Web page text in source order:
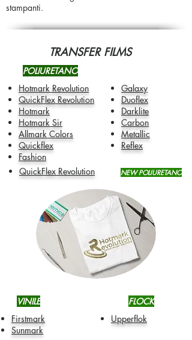
stampanti.
TRANSFER FILMS
POLIURETANO
Hotmark Revolution
QuickFlex Revolution
Hotmark
Hotmark Sir
Allmark Colors
Quickflex
Fashion
Galaxy
Duoflex
Darklite
Carbon
Metallic
Reflex
QuickFlex Revolution NEW POLIURETANO
VINILE
Firstmark
Sunmark
FLOCK
Upperflok